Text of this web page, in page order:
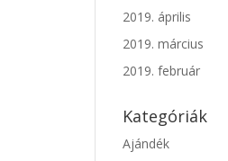
2019. április
2019. március
2019. február
Kategóriák
Ajándék